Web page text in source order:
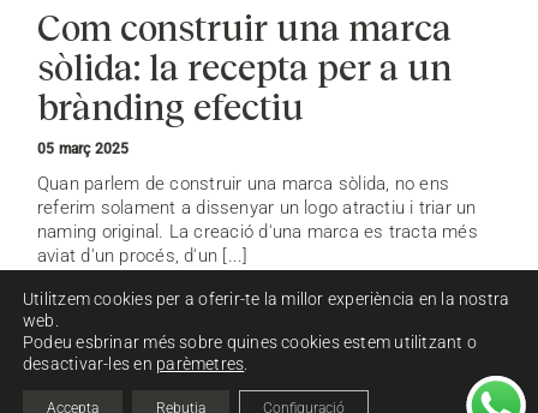
Com construir una marca
sòlida: la recepta per a un
brànding efectiu
05 març 2025
Quan parlem de construir una marca sòlida, no ens
referim solament a dissenyar un logo atractiu i triar un
naming original. La creació d'una marca es tracta més
aviat d'un procés, d'un [...]
LLEGIR ARTICLE
Utilitzem cookies per a oferir-te la millor experiència en la nostra
web.
Podeu esbrinar més sobre quines cookies estem utilitzant o
desactivar-les en parèmetres
Accepta Rebutja Configuració